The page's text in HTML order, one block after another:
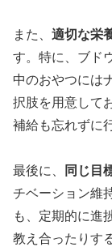
また、 適切な栄
す。特に、ブド
中のおやつには
択肢を用意して
補給も忘れずに
最後に、 同じ目
チベーション維
も、定期的に進
教え合ったりす